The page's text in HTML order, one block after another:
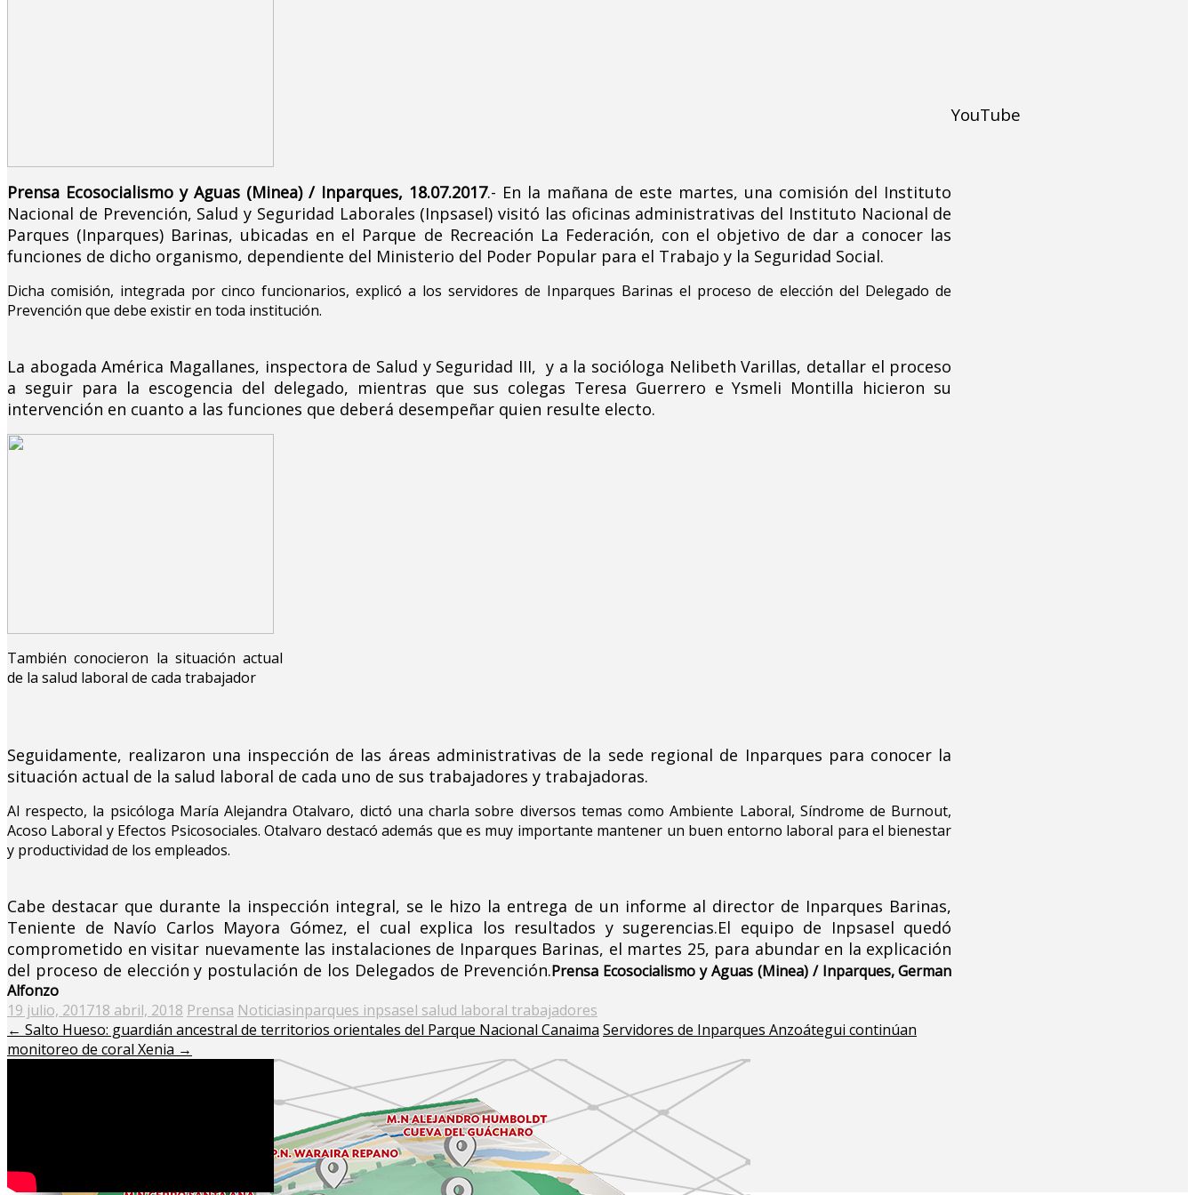
Prensa Ecosocialismo y Aguas (Minea) / Inparques, 18.07.2017.- En la mañana de este martes, una comisión del Instituto
Nacional de Prevención, Salud y Seguridad Laborales (Inpsasel) visitó las oficinas administrativas del Instituto Nacional de
Parques (Inparques) Barinas, ubicadas en el Parque de Recreación La Federación, con el objetivo de dar a conocer las
funciones de dicho organismo, dependiente del Ministerio del Poder Popular para el Trabajo y la Seguridad Social.
Dicha comisión, integrada por cinco funcionarios, explicó a los servidores de Inparques Barinas el proceso de elección del Delegado de
Prevención que debe existir en toda institución.
La abogada América Magallanes, inspectora de Salud y Seguridad III, y a la socióloga Nelibeth Varillas, detallar el proceso
a seguir para la escogencia del delegado, mientras que sus colegas Teresa Guerrero e Ysmeli Montilla hicieron su
intervención en cuanto a las funciones que deberá desempeñar quien resulte electo.
También conocieron la situación actual
de la salud laboral de cada trabajador
Seguidamente, realizaron una inspección de las áreas administrativas de la sede regional de Inparques para conocer la
situación actual de la salud laboral de cada uno de sus trabajadores y trabajadoras.
Al respecto, la psicóloga María Alejandra Otalvaro, dictó una charla sobre diversos temas como Ambiente Laboral, Síndrome de Burnout,
Acoso Laboral y Efectos Psicosociales. Otalvaro destacó además que es muy importante mantener un buen entorno laboral para el bienestar
y productividad de los empleados.
Cabe destacar que durante la inspección integral, se le hizo la entrega de un informe al director de Inparques Barinas,
Teniente de Navío Carlos Mayora Gómez, el cual explica los resultados y sugerencias.El equipo de Inpsasel quedó
comprometido en visitar nuevamente las instalaciones de Inparques Barinas, el martes 25, para abundar en la explicación
del proceso de elección y postulación de los Delegados de Prevención.Prensa Ecosocialismo y Aguas (Minea) / Inparques, German
Alfonzo
Posted
on
19 julio, 201718 abril, 2018 Prensa Noticiasinparques inpsasel salud laboral trabajadores
← Salto Hueso: guardián ancestral de territorios orientales del Parque Nacional Canaima Servidores de Inparques Anzoátegui continúan
monitoreo de coral Xenia →
YouTube